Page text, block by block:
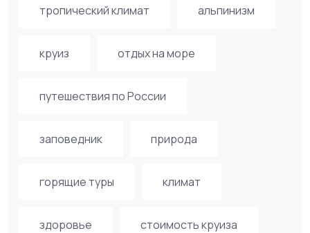
тропический климат альпинизм
круиз отдых на море
путешествия по России
заповедник природа
горящие туры климат
здоровье стоимость круиза